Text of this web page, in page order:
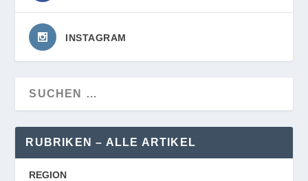
INSTAGRAM
RUBRIKEN – ALLE ARTIKEL
REGION